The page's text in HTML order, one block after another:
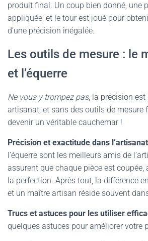
produit final. Un coup bien donné, une
appliquée, et le tour est joué pour
d’une précision inégalée.
Les outils de mesure : le
et l’équerre
Ne vous y trompez pas, la précision est
artisanat, et sans des outils de mesure
devenir un véritable cauchemar !
Précision et exactitude dans
l’équerre sont les meilleurs amis de
assurent que chaque pièce est coupée,
la perfection. Après tout, la différence
et un maître artisan réside souvent
Trucs et astuces pour les utiliser
quelques astuces pour améliorer votre